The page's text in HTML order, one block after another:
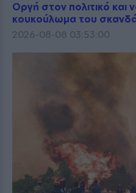
Οργή στον πολιτικό και
κουκούλωμα του
2026-08-08 03:53:00